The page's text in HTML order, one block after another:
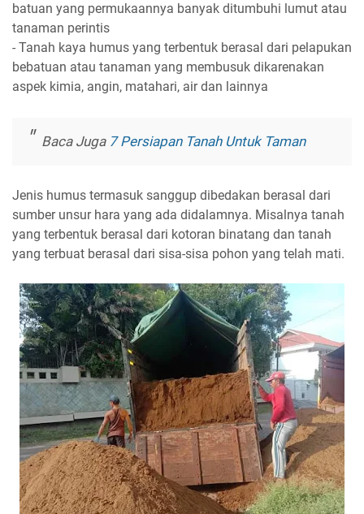
batuan yang permukaannya banyak ditumbuhi lumut atau
tanaman perintis
- Tanah kaya humus yang terbentuk berasal dari pelapukan
bebatuan atau tanaman yang membusuk dikarenakan
aspek kimia, angin, matahari, air dan lainnya
Baca Juga 7 Persiapan Tanah Untuk Taman
Jenis humus termasuk sanggup dibedakan berasal dari
sumber unsur hara yang ada didalamnya. Misalnya tanah
yang terbentuk berasal dari kotoran binatang dan tanah
yang terbuat berasal dari sisa-sisa pohon yang telah mati.